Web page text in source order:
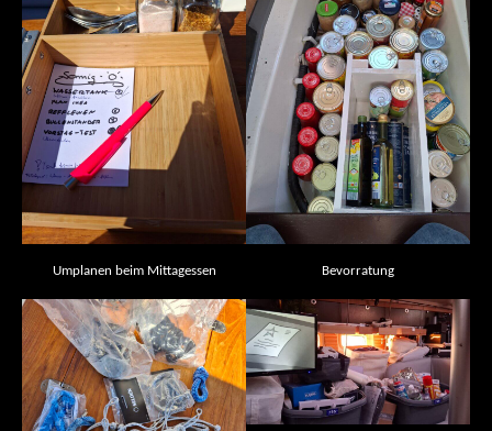
Umplanen beim Mittagessen Bevorratung